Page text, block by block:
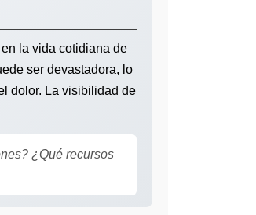
la vida cotidiana de
ser devastadora, lo
dolor. La visibilidad de
¿Qué recursos